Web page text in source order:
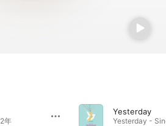
年
Yesterday
Yesterday -